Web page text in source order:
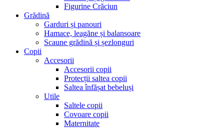
Figurine Crăciun
Grădină
Garduri și panouri
Hamace, leagăne și balansoare
Scaune grădină și șezlonguri
Copii
Accesorii
Accesorii copii
Protecții saltea copii
Saltea înfășat bebeluși
Utile
Saltele copii
Covoare copii
Maternitate